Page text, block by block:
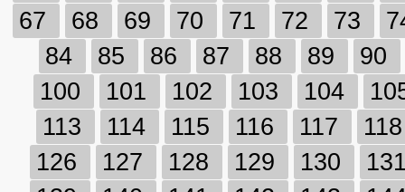
67
68 69 70 71 72 73
84
85 86 87 88 89
90
100
101 102 103 104
113
114 115 116 117
126
127 128 129 130